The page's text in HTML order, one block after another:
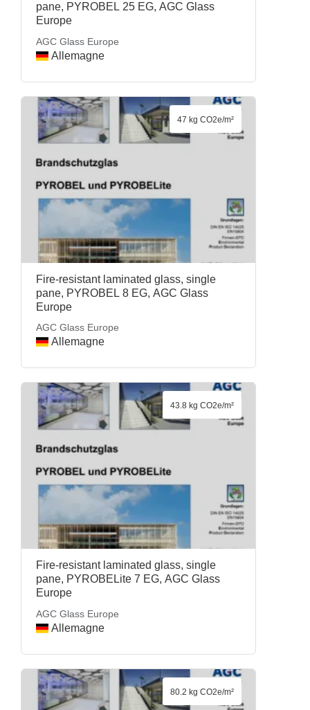
pane, PYROBEL 25 EG, AGC Glass
Europe
AGC Glass Europe
Allemagne
Fire-resistant laminated glass, single
pane, PYROBEL 8 EG, AGC Glass
Europe
AGC Glass Europe
Allemagne
47 kg CO2e/m²
Fire-resistant laminated glass, single
pane, PYROBELite 7 EG, AGC Glass
Europe
AGC Glass Europe
Allemagne
43.8 kg CO2e/m²
80.2 kg CO2e/m²